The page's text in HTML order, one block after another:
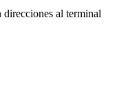
al terminal